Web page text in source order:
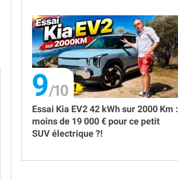
9
Essai Kia EV2 42 kWh sur 2000 Km :
moins de 19 000 € pour ce petit
SUV électrique ?!